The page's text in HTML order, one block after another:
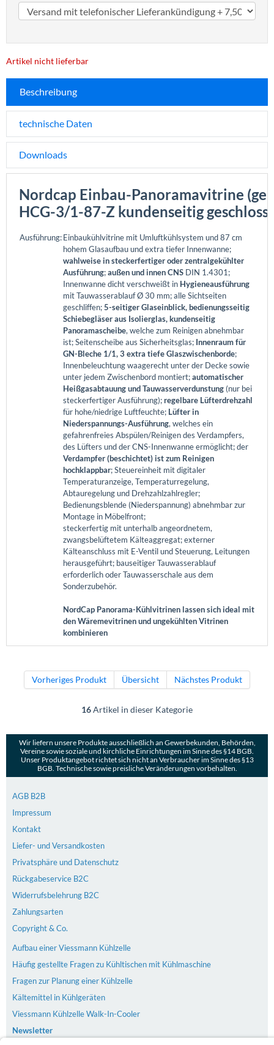
Artikel nicht lieferbar
Beschreibung
technische Daten
Downloads
Nordcap Einbau-Panoramavitrine
HCG-3/1-87-Z kundenseitig
Ausführung:Einbaukühlvitrine mit Umluftkühlsystem und 87 cm
hohem Glasaufbau und extra tiefer Innenwanne;
wahlweise in steckerfertiger oder zentralgekühlter
Ausführung;außen und innen CNS DIN 1.4301;
Innenwanne dicht verschweißt in Hygieneausführung
mit Tauwasserablauf Ø 30 mm; alle Sichtseiten
geschliffen;5-seitiger Glaseinblick, bedienungsseitig
Schiebegläser aus Isolierglas, kundenseitig
Panoramascheibe, welche zum Reinigen abnehmbar
ist; Seitenscheibe aus Sicherheitsglas; Innenraum für
GN-Bleche 1/1, 3 extra tiefe Glaszwischenborde;
Innenbeleuchtung waagerecht unter der Decke sowie
unter jedem Zwischenbord montiert;automatischer
Heißgasabtauung und Tauwasserverdunstung (nur bei
steckerfertiger Ausführung);regelbare Lüfterdrehzahl
für hohe/niedrige Luftfeuchte; Lüfter in
Niederspannungs-Ausführung, welches ein
gefahrenfreies Abspülen/Reinigen des Verdampfers,
des Lüfters und der CNS-Innenwanne ermöglicht; der
Verdampfer (beschichtet) ist zum Reinigen
hochklappbar; Steuereinheit mit digitaler
Temperaturanzeige, Temperaturregelung,
Abtauregelung und Drehzahlzahlregler;
Bedienungsblende (Niederspannung) abnehmbar zur
Montage in Möbelfront;
steckerfertig mit unterhalb angeordnetem,
zwangsbelüftetem Kälteaggregat; externer
Kälteanschluss mit E-Ventil und Steuerung, Leitungen
herausgeführt; bauseitiger Tauwasserablauf
erforderlich oder Tauwasserschale aus dem
Sonderzubehör.
NordCap Panorama-Kühlvitrinen lassen sich ideal mit
den Wäremevitrinen und ungekühlten Vitrinen
kombinieren
Vorheriges Produkt Übersicht Nächstes Produkt
16Artikel in dieser Kategorie
Wir liefern unsere Produkte ausschließlich an Gewerbekunden, Behörden,
Vereine sowie soziale und kirchliche Einrichtungen im Sinne des §14 BGB.
Unser Produktangebot richtet sich nicht an Verbraucher im Sinne des §13
BGB. Technische sowie preisliche Veränderungen vorbehalten.
AGB B2B
Impressum
Kontakt
Liefer- und Versandkosten
Privatsphäre und Datenschutz
Rückgabeservice B2C
Widerrufsbelehrung B2C
Zahlungsarten
Copyright & Co.
Aufbau einer Viessmann Kühlzelle
Häufig gestellte Fragen zu Kühltischen mit Kühlmaschine
Fragen zur Planung einer Kühlzelle
Kältemittel in Kühlgeräten
Viessmann Kühlzelle Walk-In-Cooler
Newsletter